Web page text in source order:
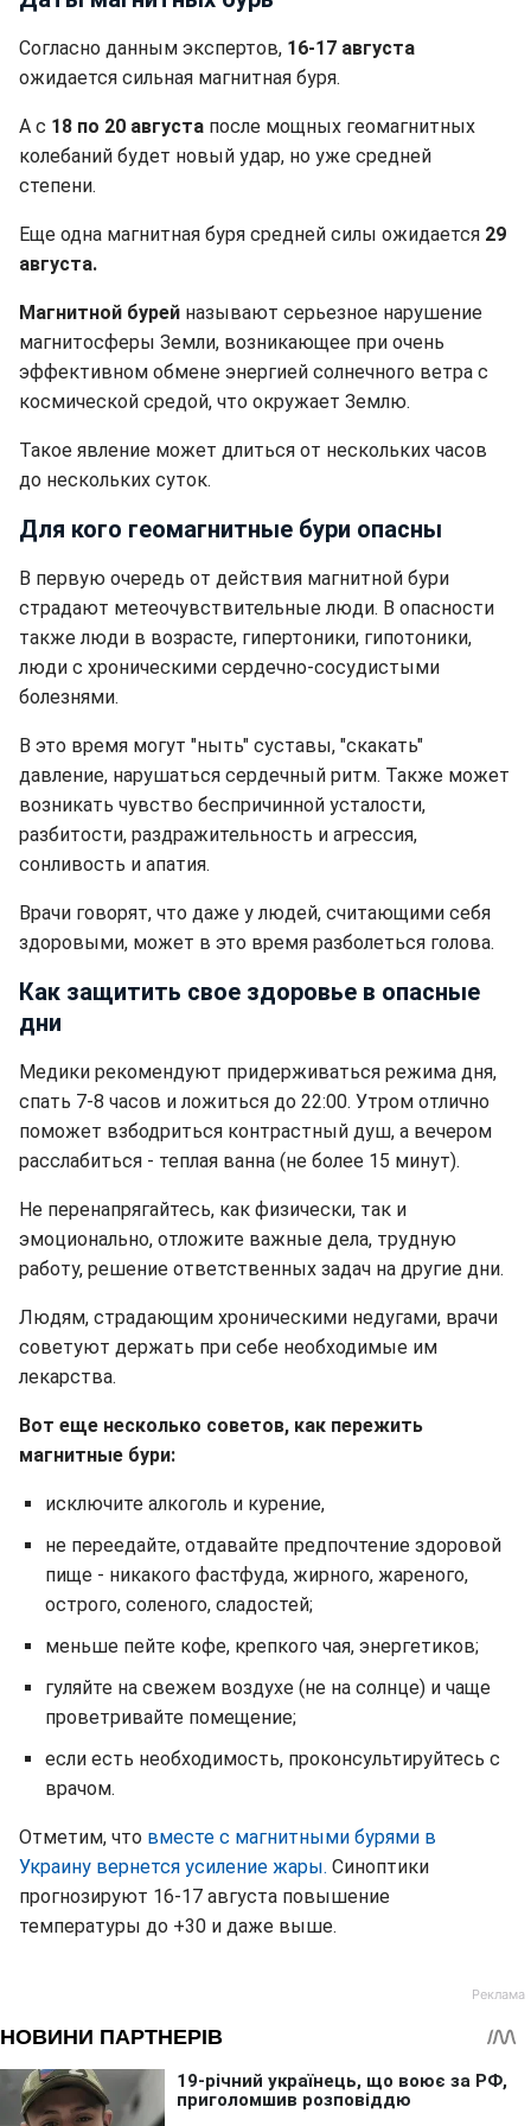
Согласно данным экспертов, 16-17 августа
ожидается сильная магнитная буря.
А с 18 по 20 августа после мощных геомагнитных
колебаний будет новый удар, но уже средней
степени.
Еще одна магнитная буря средней силы ожидается 29
августа.
Магнитной бурей называют серьезное нарушение
магнитосферы Земли, возникающее при очень
эффективном обмене энергией солнечного ветра с
космической средой, что окружает Землю.
Такое явление может длиться от нескольких часов
до нескольких суток.
Для кого геомагнитные бури опасны
В первую очередь от действия магнитной бури
страдают метеочувствительные люди. В опасности
также люди в возрасте, гипертоники, гипотоники,
люди с хроническими сердечно-сосудистыми
болезнями.
В это время могут "ныть" суставы, "скакать"
давление, нарушаться сердечный ритм. Также может
возникать чувство беспричинной усталости,
разбитости, раздражительность и агрессия,
сонливость и апатия.
Врачи говорят, что даже у людей, считающими себя
здоровыми, может в это время разболеться голова.
Как защитить свое здоровье в опасные
дни
Медики рекомендуют придерживаться режима дня,
спать 7-8 часов и ложиться до 22:00. Утром отлично
поможет взбодриться контрастный душ, а вечером
расслабиться - теплая ванна (не более 15 минут).
Не перенапрягайтесь, как физически, так и
эмоционально, отложите важные дела, трудную
работу, решение ответственных задач на другие дни.
Людям, страдающим хроническими недугами, врачи
советуют держать при себе необходимые им
лекарства.
Вот еще несколько советов, как пережить
магнитные бури:
исключите алкоголь и курение,
не переедайте, отдавайте предпочтение здоровой
пище - никакого фастфуда, жирного, жареного,
острого, соленого, сладостей;
меньше пейте кофе, крепкого чая, энергетиков;
гуляйте на свежем воздухе (не на солнце) и чаще
проветривайте помещение;
если есть необходимость, проконсультируйтесь с
врачом.
Отметим, что вместе с магнитными бурями в
Украину вернется усиление жары. Синоптики
прогнозируют 16-17 августа повышение
температуры до +30 и даже выше.